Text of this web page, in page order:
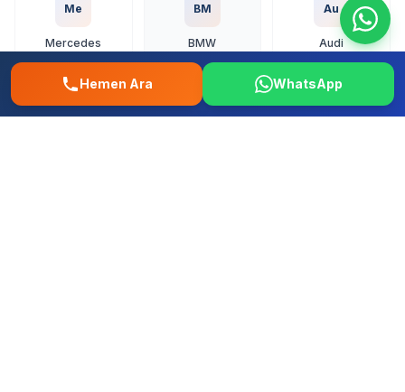
Me
Mercedes
BM
BMW
Au
Audi
Vo To Ho
Hemen Ara WhatsApp